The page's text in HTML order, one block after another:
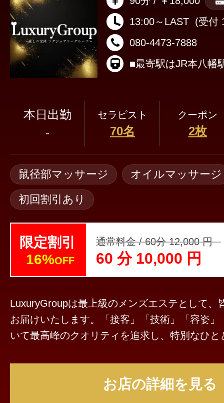
13:00～LAST (受付
080-4473-7888
本日出勤
-
セラピスト
70名
クーポン
2枚
鼠径部マッサージ
オイルマッサージ
初回割引あり
限定割引
16%OFF
通常料金 / 60分 12,000 円
60 分 10,000 円
LuxuryGroupは最上級のメンズエステとして、
お届けいたします。「接客」「技術」「容姿
いて最高峰のクオリティを追求し、特別なひ
しの時間をお楽しみいただけます。 最寄り駅
お店の詳細を見る